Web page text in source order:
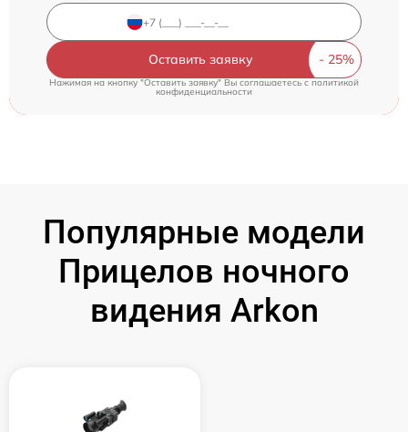
Оставить заявку
Нажимая на кнопку "Оставить заявку" Вы соглашаетесь c политикой
конфиденциальности
Популярные модели
Прицелов ночного
видения Arkon